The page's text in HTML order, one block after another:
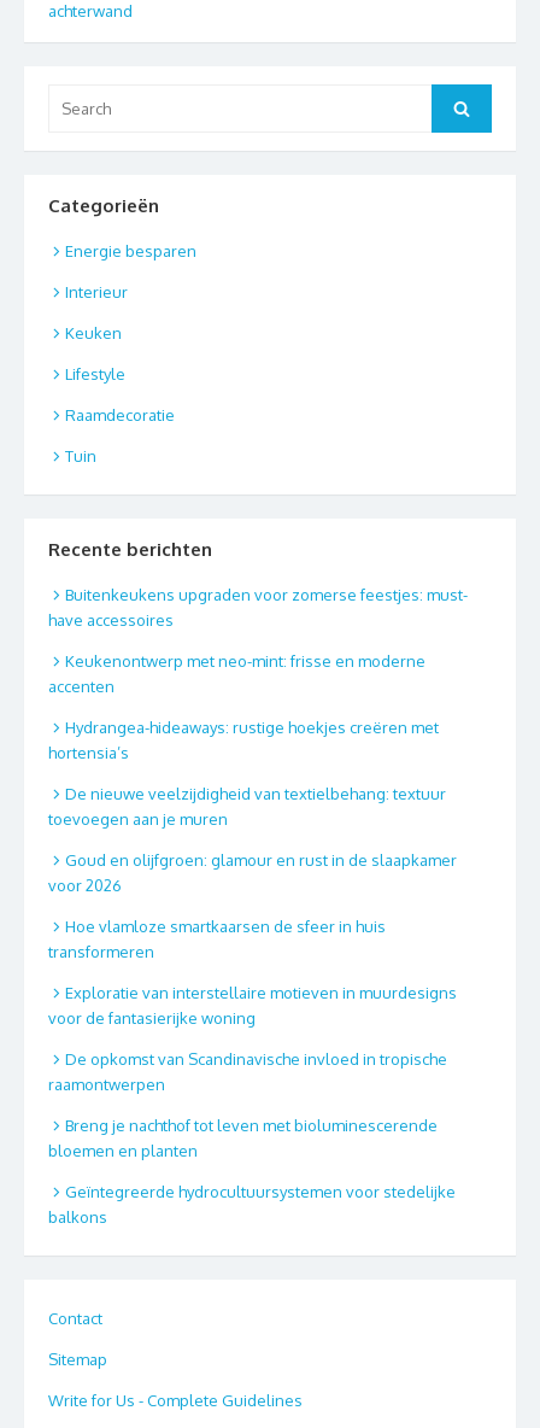
achterwand
for:
Search
Categorieën
Energie besparen
Interieur
Keuken
Lifestyle
Raamdecoratie
Tuin
Recente berichten
Buitenkeukens upgraden voor zomerse feestjes: must-
have accessoires
Keukenontwerp met neo-mint: frisse en moderne
accenten
Hydrangea-hideaways: rustige hoekjes creëren met
hortensia’s
De nieuwe veelzijdigheid van textielbehang: textuur
toevoegen aan je muren
Goud en olijfgroen: glamour en rust in de slaapkamer
voor 2026
Hoe vlamloze smartkaarsen de sfeer in huis
transformeren
Exploratie van interstellaire motieven in muurdesigns
voor de fantasierijke woning
De opkomst van Scandinavische invloed in tropische
raamontwerpen
Breng je nachthof tot leven met bioluminescerende
bloemen en planten
Geïntegreerde hydrocultuursystemen voor stedelijke
balkons
Contact
Sitemap
Write for Us - Complete Guidelines